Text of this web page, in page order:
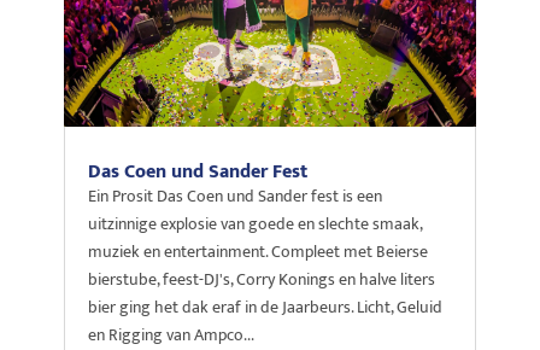
Das Coen und Sander Fest
Ein Prosit Das Coen und Sander fest is een
uitzinnige explosie van goede en slechte smaak,
muziek en entertainment. Compleet met Beierse
bierstube, feest-DJ's, Corry Konings en halve liters
bier ging het dak eraf in de Jaarbeurs. Licht, Geluid
en Rigging van Ampco...